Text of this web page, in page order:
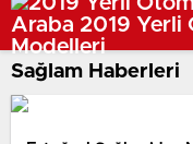
Sağlam Haberleri